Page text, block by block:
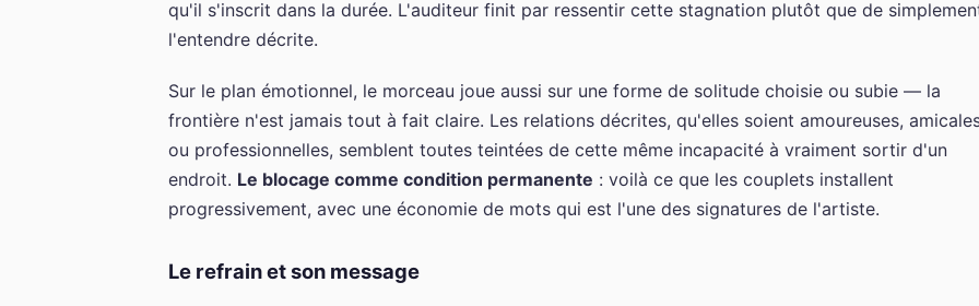
qu'il s'inscrit dans la durée. L'auditeur finit par ressentir cette stagnation plutôt que de
l'entendre décrite.
Sur le plan émotionnel, le morceau joue aussi sur une forme de solitude choisie ou subie — la
frontière n'est jamais tout à fait claire. Les relations décrites, qu'elles soient amoureuses,
ou professionnelles, semblent toutes teintées de cette même incapacité à vraiment sortir d'un
endroit. Le blocage comme condition permanente : voilà ce que les couplets installent
progressivement, avec une économie de mots qui est l'une des signatures de l'artiste.
Le refrain et son message